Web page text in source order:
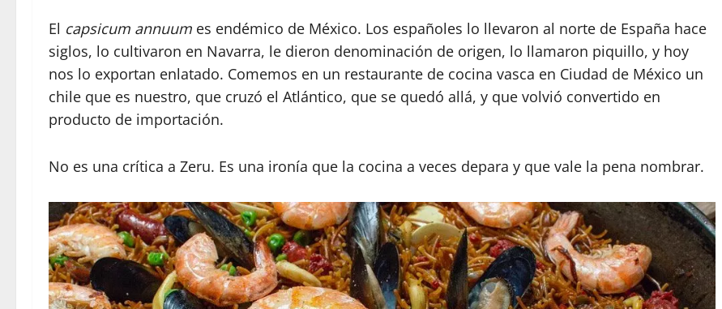
El capsicum annuum es endémico de México. Los españoles lo llevaron al norte de España hace
siglos, lo cultivaron en Navarra, le dieron denominación de origen, lo llamaron piquillo, y hoy
nos lo exportan enlatado. Comemos en un restaurante de cocina vasca en Ciudad de México un
chile que es nuestro, que cruzó el Atlántico, que se quedó allá, y que volvió convertido en
producto de importación.
No es una crítica a Zeru. Es una ironía que la cocina a veces depara y que vale la pena nombrar.